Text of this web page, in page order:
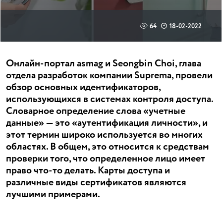
64 18-02-2022
Онлайн-портал asmag и Seongbin Choi, глава
отдела разработок компании Suprema, провели
обзор основных идентификаторов,
использующихся в системах контроля доступа.
Словарное определение слова «учетные
данные» — это «аутентификация личности», и
этот термин широко используется во многих
областях. В общем, это относится к средствам
проверки того, что определенное лицо имеет
право что-то делать. Карты доступа и
различные виды сертификатов являются
лучшими примерами.